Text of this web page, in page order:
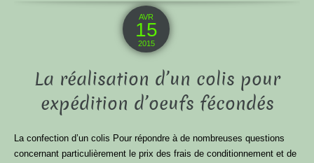
AVR
15
2015
La réalisation d’un colis pour
expédition d’oeufs fécondés
La confection d’un colis Pour répondre à de nombreuses questions
concernant particulièrement le prix des frais de conditionnement et de